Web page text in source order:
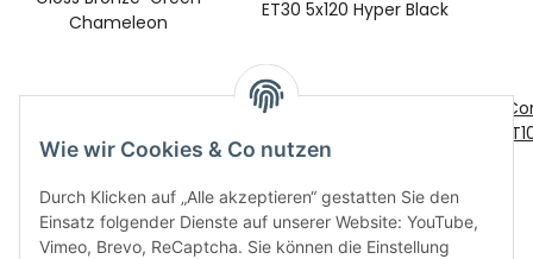
Chameleon
300,00 €*
JR Wheels JR28 20x10
370,00 €
Wie wir Cookies & Co nutzen
Durch Klicken auf „Alle akzeptieren“ gestatten Sie den
Einsatz folgender Dienste auf unserer Website: YouTube,
Vimeo, Brevo, ReCaptcha. Sie können die Einstellung